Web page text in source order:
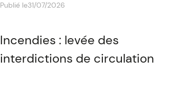
Publié le31/07/2026
Incendies : levée des
interdictions de circulation